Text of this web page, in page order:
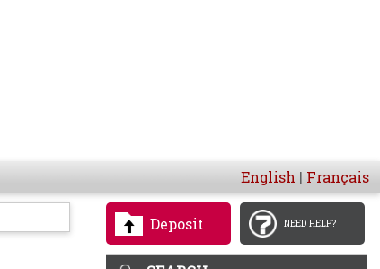
English | Français
Deposit NEED HELP?